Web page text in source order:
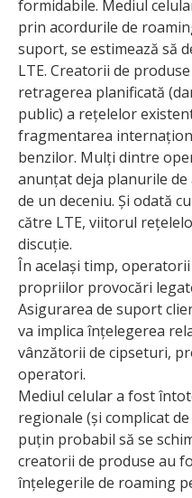
formidabile. Mediul
prin acordurile de
suport, se estimează să
LTE. Creatorii de
retragerea planificată
public) a rețelelor
fragmentarea
benzilor. Mulți dintre
anunțat deja planurile
de un deceniu. Și odată
către LTE, viitorul
discuție.
În același timp,
propriilor provocări
Asigurarea de suport
va implica înțelegerea
vânzătorii de cipseturi,
operatori.
Mediul celular a fost
regionale (și complicat
puțin probabil să se
creatorii de produse au
înțelegerile de roaming